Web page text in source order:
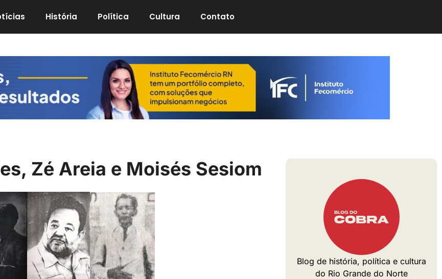
História Política Cultura Contato
Blog de história, política e cultura
do Rio Grande do Norte
Zé Areia e Moisés Sesiom